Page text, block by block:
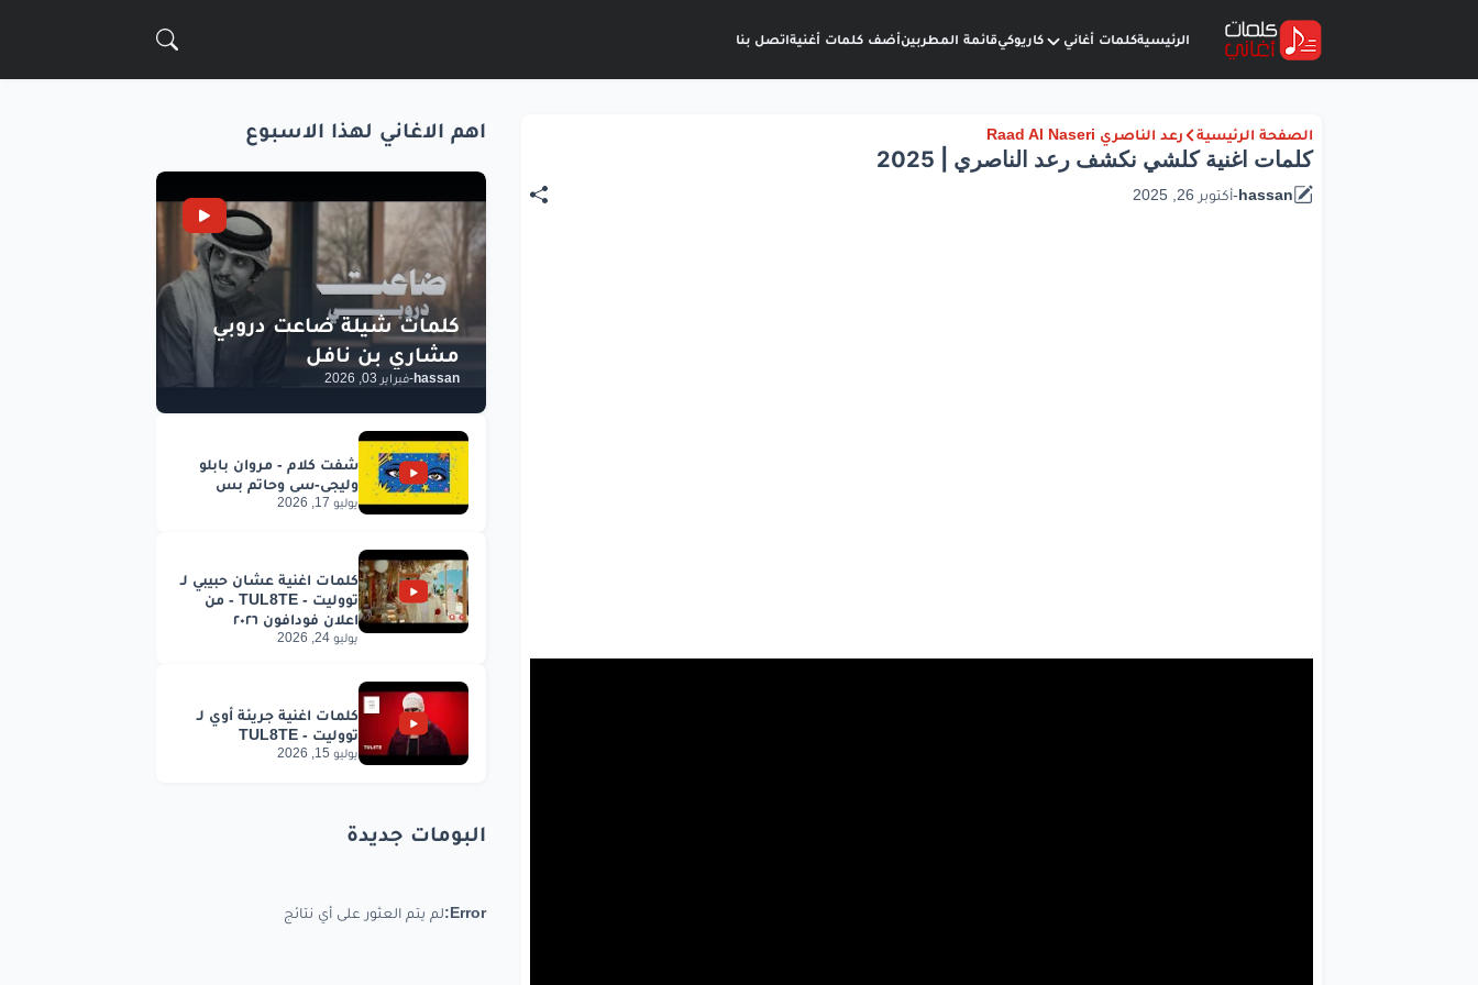
الرئيسيةكلمات أغاني كاريوكيقائمة المطربينأضف كلمات أغنيةاتصل بنا
الصفحة الرئيسية رعد الناصري Raad Al Naseri
كلمات اغنية كلشي نكشف رعد الناصري | 2025
hassan
-أكتوبر 26, 2025
اهم الاغاني لهذا الاسبوع
hassan
-فبراير 03, 2026
يوليو 17, 2026
يوليو 24, 2026
يوليو 15, 2026
البومات جديدة
Error: لم يتم العثور على أي نتائج